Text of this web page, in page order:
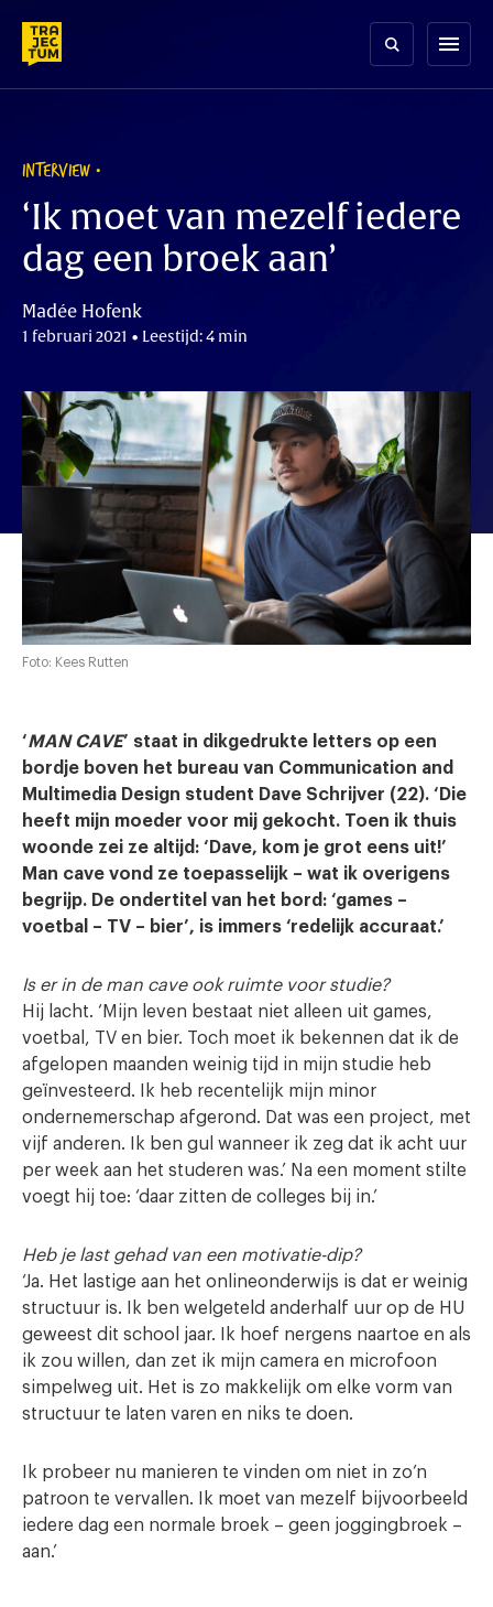
content
menu
INTERVIEW
‘Ik moet van mezelf iedere
dag een broek aan’
Madée Hofenk
1 februari 2021 • Leestijd: 4 min
Foto: Kees Rutten
‘MAN CAVE’ staat in dikgedrukte letters op een
bordje boven het bureau van Communication and
Multimedia Design student Dave Schrijver (22). ‘Die
heeft mijn moeder voor mij gekocht. Toen ik thuis
woonde zei ze altijd: ‘Dave, kom je grot eens uit!’
Man cave vond ze toepasselijk – wat ik overigens
begrijp. De ondertitel van het bord: ‘games –
voetbal – TV – bier’, is immers ‘redelijk accuraat.’
Is er in de man cave ook ruimte voor studie?
Hij lacht. ‘Mijn leven bestaat niet alleen uit games,
voetbal, TV en bier. Toch moet ik bekennen dat ik de
afgelopen maanden weinig tijd in mijn studie heb
geïnvesteerd. Ik heb recentelijk mijn minor
ondernemerschap afgerond. Dat was een project, met
vijf anderen. Ik ben gul wanneer ik zeg dat ik acht uur
per week aan het studeren was.’ Na een moment stilte
voegt hij toe: ‘daar zitten de colleges bij in.’
Heb je last gehad van een motivatie-dip?
‘Ja. Het lastige aan het onlineonderwijs is dat er weinig
structuur is. Ik ben welgeteld anderhalf uur op de HU
geweest dit school jaar. Ik hoef nergens naartoe en als
ik zou willen, dan zet ik mijn camera en microfoon
simpelweg uit. Het is zo makkelijk om elke vorm van
structuur te laten varen en niks te doen.
Ik probeer nu manieren te vinden om niet in zo’n
patroon te vervallen. Ik moet van mezelf bijvoorbeeld
iedere dag een normale broek – geen joggingbroek –
aan.’